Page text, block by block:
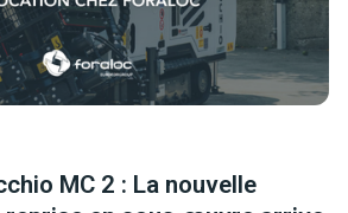
MC 2 : La nouvelle